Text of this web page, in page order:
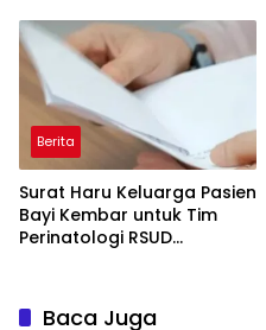
Berita
Surat Haru Keluarga Pasien
Bayi Kembar untuk Tim
Perinatologi RSUD
Baca Juga